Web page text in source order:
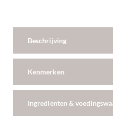
Beschrijving
Kenmerken
Ingrediënten &